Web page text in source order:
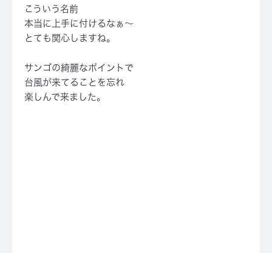
こういう名前
本当に上手に付けるなぁ～
とても関心しますね。
サンゴの綺麗なポイントで
台風が来てることを忘れ
楽しんで来ました。